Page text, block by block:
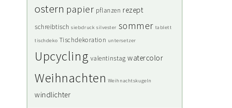
ostern papier pflanzen rezept
schreibtisch siebdruck silvester sommer tablett
tischdeko Tischdekoration untersetzer
Upcycling valentinstag watercolor
Weihnachten Weihnachtskugeln
windlichter